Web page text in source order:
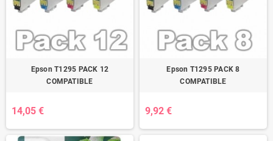
Epson T1295 PACK 12
COMPATIBLE
14,05 €
Epson T1295 PACK 8
COMPATIBLE
9,92 €